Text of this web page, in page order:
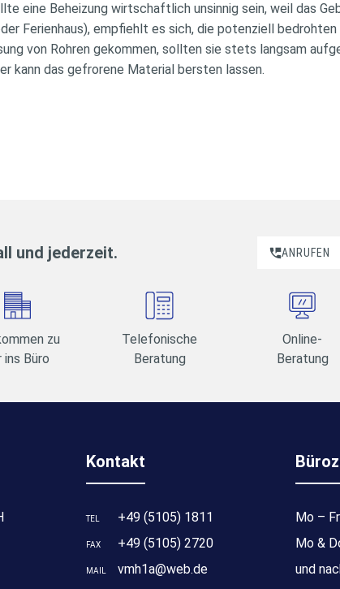
eine Beheizung wirtschaftlich unsinnig sein, weil das
Ferienhaus), empfiehlt es sich, die potenziell
von Rohren gekommen, sollten sie stets langsam
kann das gefrorene Material bersten lassen.
und jederzeit. ANRUFEN
zu
ins Büro
Telefonische
Beratung
Online-
Beratung
Kontakt
TEL +49 (5105) 1811
FAX +49 (5105) 2720
MAIL vmh1a@web.de
Mo –
Mo &
und